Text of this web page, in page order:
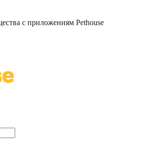
с приложениям Pethouse